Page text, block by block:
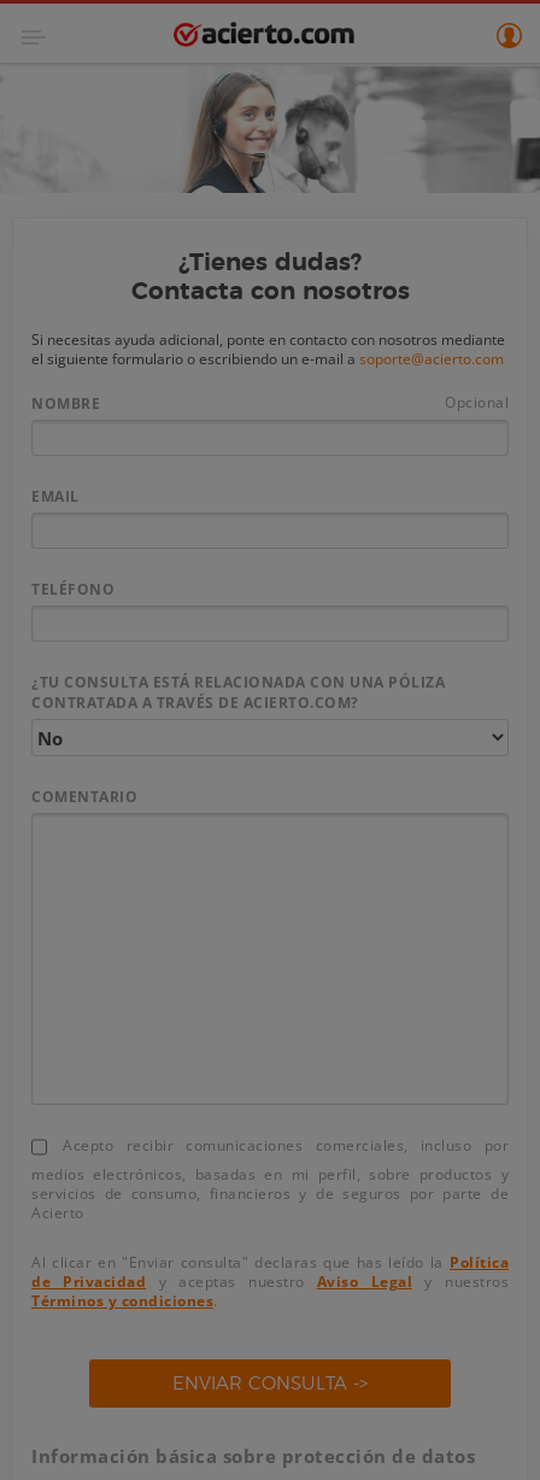
¿Tienes dudas?
Contacta con nosotros
Si necesitas ayuda adicional, ponte en contacto con nosotros mediante
el siguiente formulario o escribiendo un e-mail a soporte@acierto.com
NOMBRE Opcional
EMAIL
TELÉFONO
¿TU CONSULTA ESTÁ RELACIONADA CON UNA PÓLIZA
CONTRATADA A TRAVÉS DE ACIERTO.COM?
COMENTARIO
Acepto recibir comunicaciones comerciales, incluso por
medios electrónicos, basadas en mi perfil, sobre productos y
servicios de consumo, financieros y de seguros por parte de
Acierto
Al clicar en "Enviar consulta" declaras que has leído la Política
de Privacidad y aceptas nuestro Aviso Legal y nuestros
Términos y condiciones.
ENVIAR CONSULTA ->
Información básica sobre protección de datos